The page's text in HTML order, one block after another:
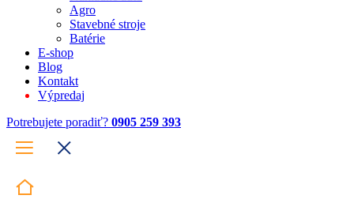
Agro
Stavebné stroje
Batérie
E-shop
Blog
Kontakt
Výpredaj
Potrebujete poradiť? 0905 259 393